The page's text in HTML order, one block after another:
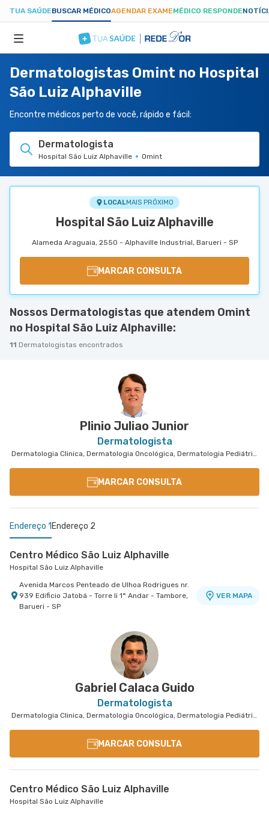
TUA SAÚDEBUSCAR MÉDICOAGENDAR EXAMEMÉDICO RESPONDE
ESPECIALIDADES
HOSPITAIS
TUASAUDE.COM
Dermatologistas Omint no Hospital
São Luiz Alphaville
Encontre médicos perto de você, rápido e fácil:
Dermatologista
Hospital São Luiz Alphaville Omint
LOCALMAIS PRÓXIMO
Hospital São Luiz Alphaville
Alameda Araguaia, 2550 - Alphaville Industrial, Barueri - SP
MARCAR CONSULTA
Nossos Dermatologistas que atendem Omint
no Hospital São Luiz Alphaville:
11 Dermatologistas encontrados
Plinio Juliao Junior
Dermatologista
Dermatologia Clinica, Dermatologia Oncológica, Dermatologia Pediátrica
MARCAR CONSULTA
Endereço 1 Endereço 2
Centro Médico São Luiz Alphaville
Hospital São Luiz Alphaville
Avenida Marcos Penteado de Ulhoa Rodrigues nr.
939 Edificio Jatobá - Torre Ii 1° Andar - Tambore,
Barueri - SP
VER MAPA
Hospital Central Oeste (Alphamed)
Avenida Corifeu de Azevedo Marques nr. 217 -
Gabriel Calaca Guido
Dermatologista
Dermatologia Clinica, Dermatologia Oncológica, Dermatologia Pediátrica
MARCAR CONSULTA
Centro Médico São Luiz Alphaville
Hospital São Luiz Alphaville